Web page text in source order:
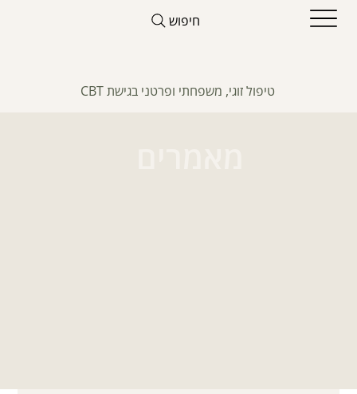
חיפוש
טיפול זוגי, משפחתי ופרטני בגישת CBT